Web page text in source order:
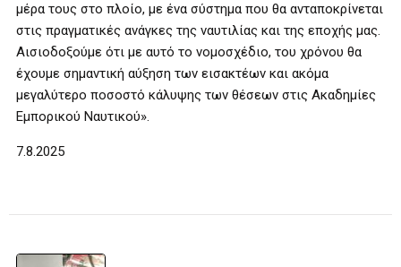
μέρα τους στο πλοίο, με ένα σύστημα που θα ανταποκρίνεται
στις πραγματικές ανάγκες της ναυτιλίας και της εποχής μας.
Αισιοδοξούμε ότι με αυτό το νομοσχέδιο, του χρόνου θα
έχουμε σημαντική αύξηση των εισακτέων και ακόμα
μεγαλύτερο ποσοστό κάλυψης των θέσεων στις Ακαδημίες
Εμπορικού Ναυτικού».
7.8.2025